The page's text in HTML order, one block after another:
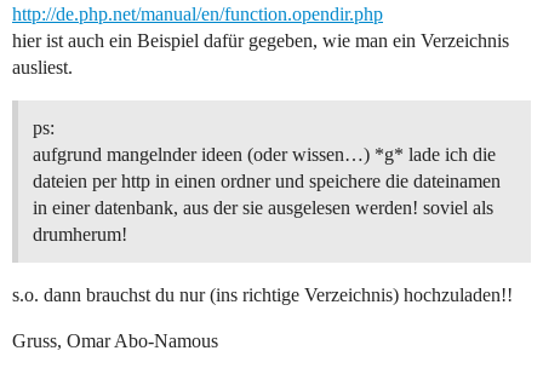
http://de.php.net/manual/en/function.opendir.php
hier ist auch ein Beispiel dafür gegeben, wie man ein Verzeichnis
ausliest.
ps:
aufgrund mangelnder ideen (oder wissen…) *g* lade ich die
dateien per http in einen ordner und speichere die dateinamen
in einer datenbank, aus der sie ausgelesen werden! soviel als
drumherum!
s.o. dann brauchst du nur (ins richtige Verzeichnis) hochzuladen!!
Gruss, Omar Abo-Namous